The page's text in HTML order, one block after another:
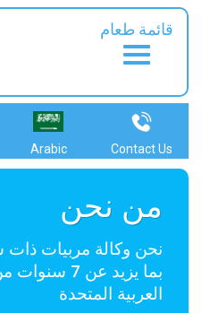
قائمة طعام
Arabic Contact Us
من نحن
نحن وكالة مربيات
بما يزيد عن
العربية المتحدة